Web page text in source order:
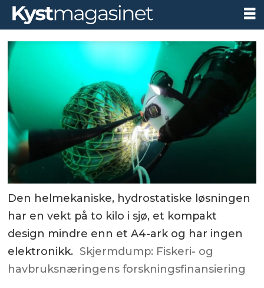
Den helmekaniske, hydrostatiske løsningen
har en vekt på to kilo i sjø, et kompakt
design mindre enn et A4-ark og har ingen
elektronikk. Skjermdump: Fiskeri- og
havbruksnæringens forskningsfinansiering